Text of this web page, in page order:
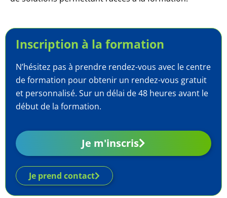
Inscription à la formation​
N’hésitez pas à prendre rendez-vous avec le centre
de formation pour obtenir un rendez-vous gratuit
et personnalisé. Sur un délai de 48 heures avant le
début de la formation.
Je m'inscris
Je prend contact